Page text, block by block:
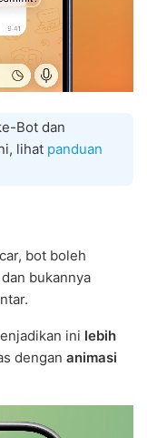
Bot dan
lihat panduan
bot boleh
bukannya
ini lebih
dengan animasi